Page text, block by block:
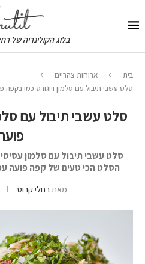
בלוג הקולינריה של
בית
ארוחות צהריים
סלט עשבי תיבול עם סלמון ויוגורט כמו בקפה
סלט עשבי תיבול עם
סלט עשבי תיבול עם סלמון
הסלט הכי טעים של קפה פועה
מאת רחלי קרוט